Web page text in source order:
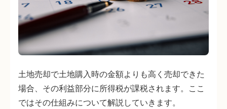
土地売却で土地購入時の金額よりも高く売却できた
場合、その利益部分に所得税が課税されます。ここ
ではその仕組みについて解説していきます。